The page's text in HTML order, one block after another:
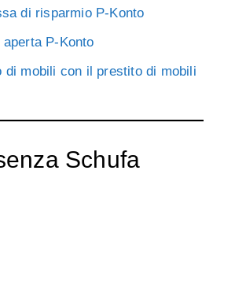
di risparmio P-Konto
P-Konto
di mobili con il prestito di mobili
Schufa